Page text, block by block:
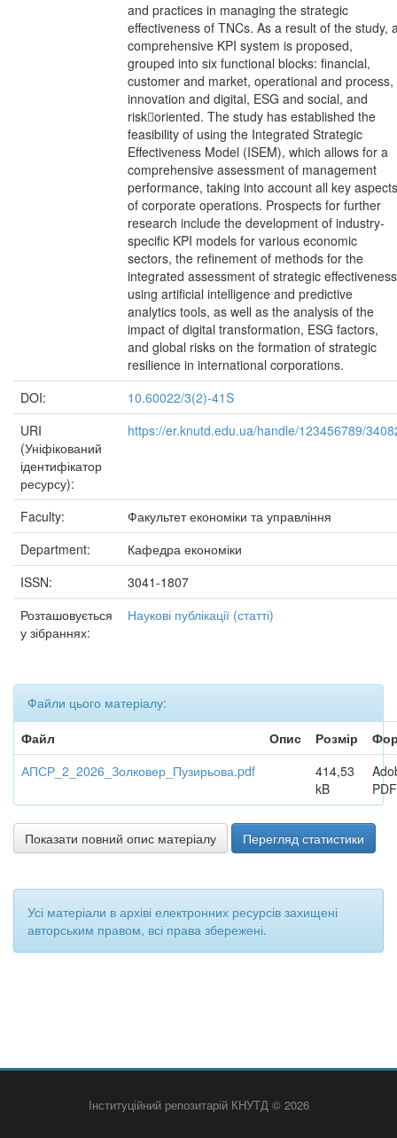
and practices in managing the strategic
effectiveness of TNCs. As a result of the study,
comprehensive KPI system is proposed,
grouped into six functional blocks: financial,
customer and market, operational and process,
innovation and digital, ESG and social, and
risk￾oriented. The study has established the
feasibility of using the Integrated Strategic
Effectiveness Model (ISEM), which allows for a
comprehensive assessment of management
performance, taking into account all key aspects
of corporate operations. Prospects for further
research include the development of industry-
specific KPI models for various economic
sectors, the refinement of methods for the
integrated assessment of strategic effectiveness
using artificial intelligence and predictive
analytics tools, as well as the analysis of the
impact of digital transformation, ESG factors,
and global risks on the formation of strategic
resilience in international corporations.
DOI:
10.60022/3(2)-41S
URI
(Уніфікований
ідентифікатор
ресурсу):
https://er.knutd.edu.ua/handle/123456789/
Faculty:
Факультет економіки та управління
Department:
Кафедра економіки
ISSN:
3041-1807
Розташовується
у зібраннях:
Наукові публікації (статті)
Файли цього матеріалу:
Файл
Опис Розмір
АПСР_2_2026_Золковер_Пузирьова.pdf
414,53
kB
PDF
Показати повний опис матеріалу Перегляд статистики
Усі матеріали в архіві електронних ресурсів захищені
авторським правом, всі права збережені.
Інституційний репозитарій КНУТД © 2026